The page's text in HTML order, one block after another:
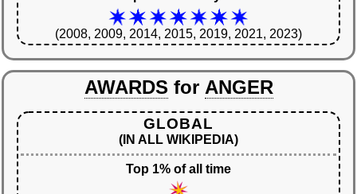
(2008, 2009, 2014, 2015, 2019, 2021, 2023)
AWARDS for ANGER
GLOBAL
(IN ALL WIKIPEDIA)
Top 1% of all time